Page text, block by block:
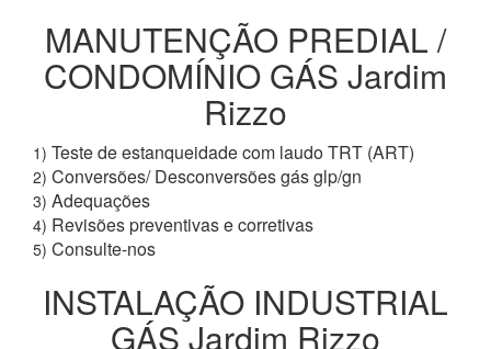
MANUTENÇÃO PREDIAL /
CONDOMÍNIO GÁS Jardim
Rizzo
1) Teste de estanqueidade com laudo TRT (ART)
2) Conversões/ Desconversões gás glp/gn
3) Adequações
4) Revisões preventivas e corretivas
5) Consulte-nos
INSTALAÇÃO INDUSTRIAL
GÁS Jardim Rizzo